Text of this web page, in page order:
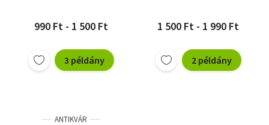
990 Ft - 1 500 Ft
3 példány
1 500 Ft - 1 990 Ft
2 példány
ANTIKVÁR